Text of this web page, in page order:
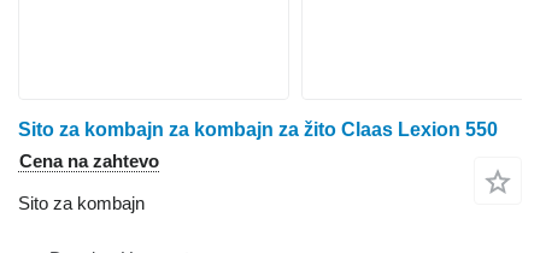
Sito za kombajn za kombajn za žito Claas Lexion 550
Cena na zahtevo
Sito za kombajn